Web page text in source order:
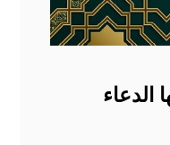
الدعاء